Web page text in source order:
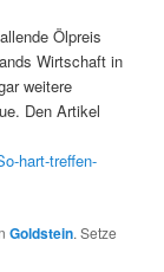
Ölpreis
Wirtschaft in
weitere
Den Artikel
hart-treffen-
Goldstein. Setze